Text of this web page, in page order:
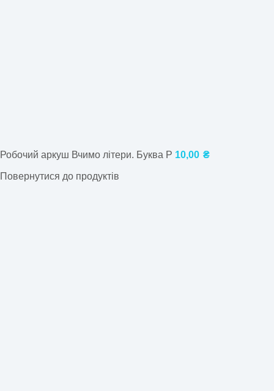
Робочий аркуш Вчимо літери. Буква Р 10,00 ₴
Повернутися до продуктів